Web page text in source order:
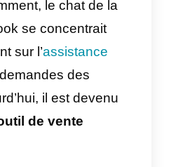
avec le développement
et des outils tels
etChatfuel
flux de chat
via Messenger, la